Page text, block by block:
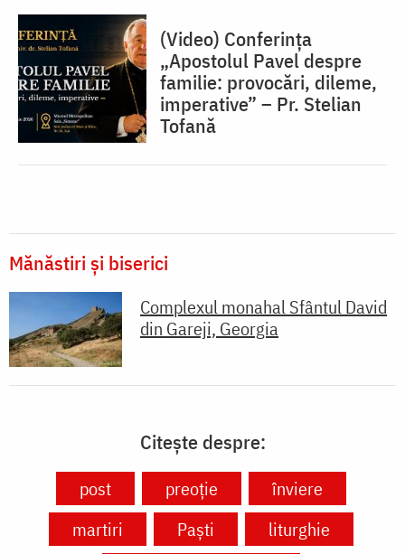
(Video) Conferința
„Apostolul Pavel despre
familie: provocări, dileme,
imperative” – Pr. Stelian
Tofană
Mănăstiri și biserici
Complexul monahal Sfântul David
din Gareji, Georgia
Citește despre:
post preoție
înviere
martiri
Paști
liturghie